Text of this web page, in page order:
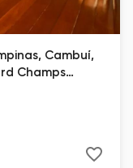
Cambuí,
Champs